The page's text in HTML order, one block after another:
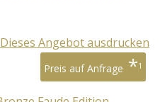
Dieses Angebot ausdrucken
Preis auf Anfrage *1